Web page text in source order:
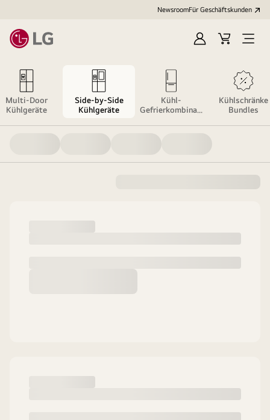
NewsroomFür Geschäftskunden
AnmeldenWarenkorb
Menü
Multi-Door
Kühlgeräte
Side-by-Side
Kühlgeräte
Kühl-
Gefrierkombinati
Kühlschränke
Bundles